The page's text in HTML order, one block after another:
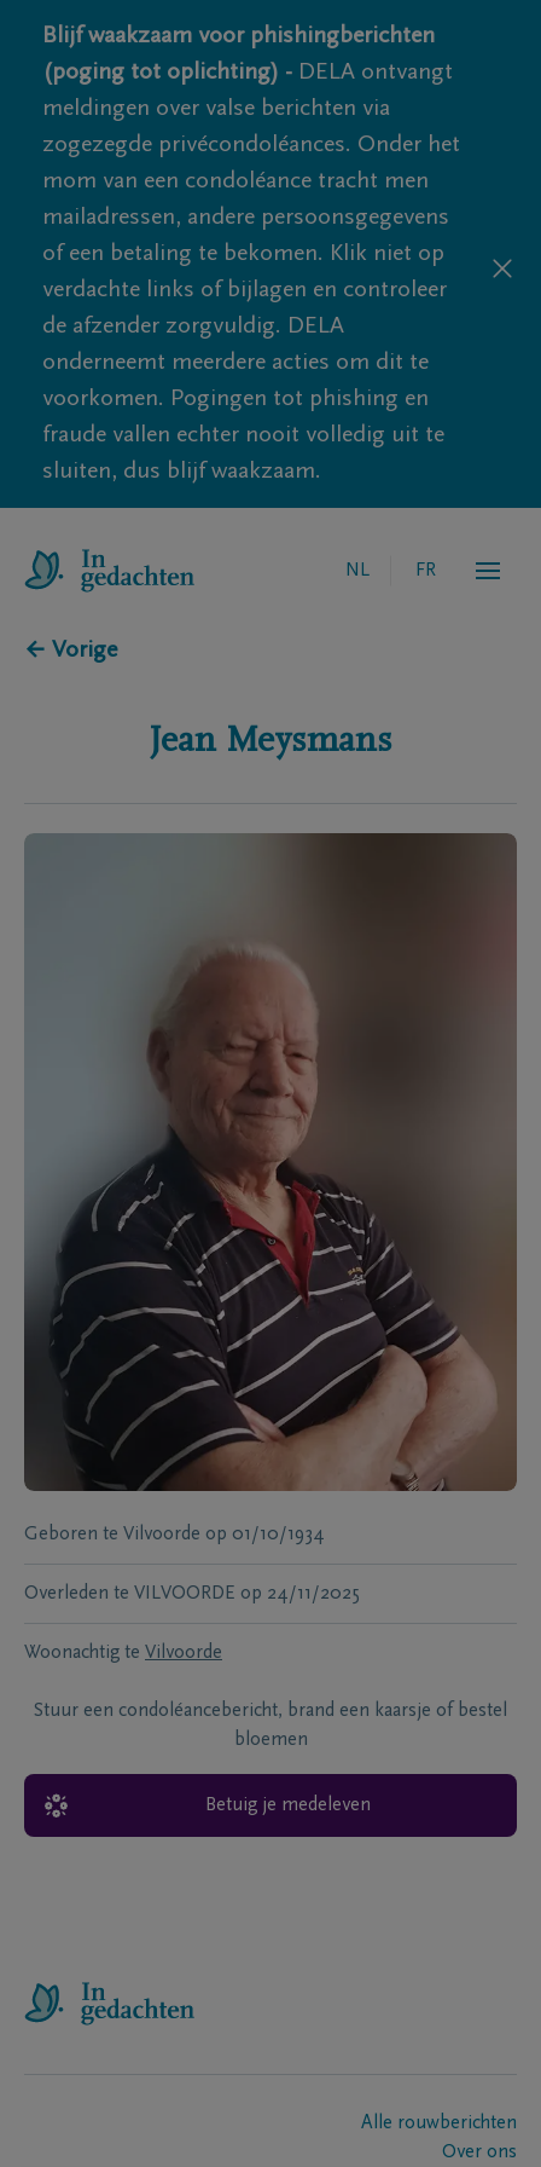
Blijf waakzaam voor phishingberichten
(poging tot oplichting) - DELA ontvangt
meldingen over valse berichten via
zogezegde privécondoléances. Onder het
mom van een condoléance tracht men
mailadressen, andere persoonsgegevens
of een betaling te bekomen. Klik niet op
verdachte links of bijlagen en controleer
de afzender zorgvuldig. DELA
onderneemt meerdere acties om dit te
voorkomen. Pogingen tot phishing en
fraude vallen echter nooit volledig uit te
sluiten, dus blijf waakzaam.
NL FR
← Vorige
Jean Meysmans
Geboren te Vilvoorde op 01/10/1934
Overleden te VILVOORDE op 24/11/2025
Woonachtig te Vilvoorde
Stuur een condoléancebericht, brand een kaarsje of bestel
bloemen
Betuig je medeleven
Alle rouwberichten
Over ons